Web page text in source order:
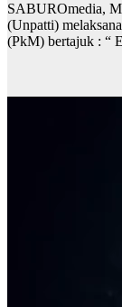
SABUROmedia,
(Unpatti)
(PkM) bertajuk : “